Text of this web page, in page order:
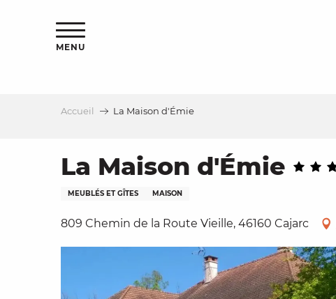
MENU
Accueil La Maison d'Émie
La Maison d'Émie
MEUBLÉS ET GÎTES MAISON
809 Chemin de la Route Vieille, 46160 Cajarc